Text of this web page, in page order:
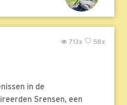
58x
713x
in de
Srensen, een